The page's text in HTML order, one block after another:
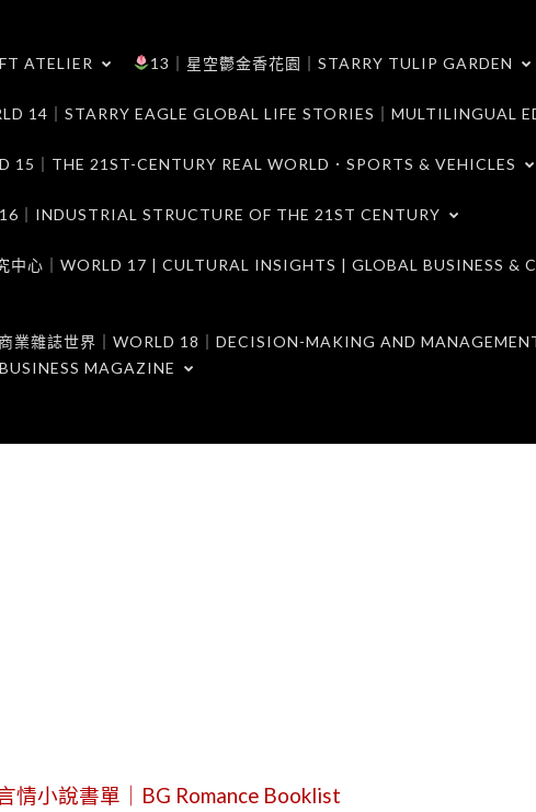
ATELIER 13｜星空鬱金香花園｜STARRY TULIP GARDEN
14｜STARRY EAGLE GLOBAL LIFE STORIES｜MULTILINGUAL
15｜THE 21ST-CENTURY REAL WORLD．SPORTS & VEHICLES
｜INDUSTRIAL STRUCTURE OF THE 21ST CENTURY
中心｜WORLD 17 | CULTURAL INSIGHTS | GLOBAL BUSINESS &
業雜誌世界｜WORLD 18｜DECISION-MAKING AND
MAGAZINE
情小說書單｜BG Romance Booklist